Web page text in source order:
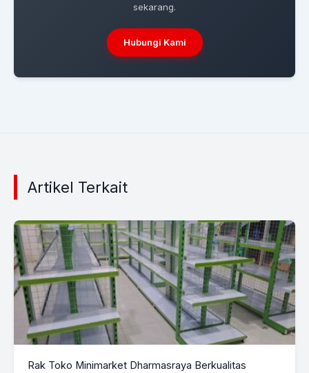
sekarang.
Hubungi Kami
Artikel Terkait
Rak Toko Minimarket Dharmasraya Berkualitas